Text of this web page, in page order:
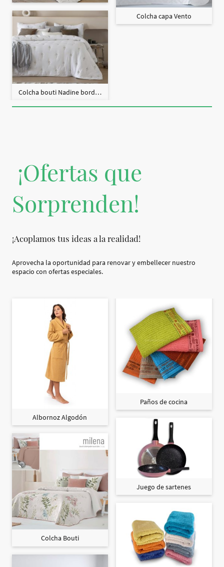
Colcha bouti Nadine bordado + fundas cojín
Colcha capa Vento
¡Ofertas que
Sorprenden!
¡Acoplamos tus ideas a la realidad!
Aprovecha la oportunidad para renovar y embellecer nuestro
espacio con ofertas especiales.
Albornoz Algodón
Colcha Bouti
Paños de cocina
Juego de sartenes